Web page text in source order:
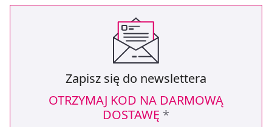
Zapisz się do newslettera
OTRZYMAJ KOD NA DARMOWĄ
DOSTAWĘ *